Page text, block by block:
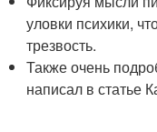
уловки психики,
трезвость.
Также очень
написал в статье